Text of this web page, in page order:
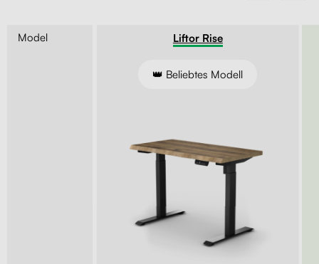
Model Liftor Rise
👑 Beliebtes Modell